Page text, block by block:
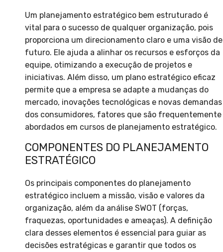
Um planejamento estratégico bem estruturado é
vital para o sucesso de qualquer organização, pois
proporciona um direcionamento claro e uma visão de
futuro. Ele ajuda a alinhar os recursos e esforços da
equipe, otimizando a execução de projetos e
iniciativas. Além disso, um plano estratégico eficaz
permite que a empresa se adapte a mudanças do
mercado, inovações tecnológicas e novas demandas
dos consumidores, fatores que são frequentemente
abordados em cursos de planejamento estratégico.
COMPONENTES DO PLANEJAMENTO
ESTRATÉGICO
Os principais componentes do planejamento
estratégico incluem a missão, visão e valores da
organização, além da análise SWOT (forças,
fraquezas, oportunidades e ameaças). A definição
clara desses elementos é essencial para guiar as
decisões estratégicas e garantir que todos os